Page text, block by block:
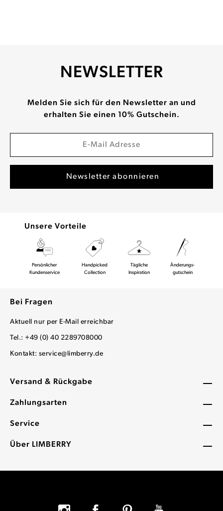
Versand & Rückgabe
Zahlungsarten
Service
Über LIMBERRY
NEWSLETTER
Melden Sie sich für den Newsletter an und
erhalten Sie einen 10% Gutschein.
Unsere Vorteile
Persönlicher
Kundenservice
Handpicked
Collection
Tägliche
Inspiration
Änderungs-
gutschein
Bei Fragen
Aktuell nur per E-Mail erreichbar
Tel.: +49 (0) 40 2289708000
Kontakt: service@limberry.de